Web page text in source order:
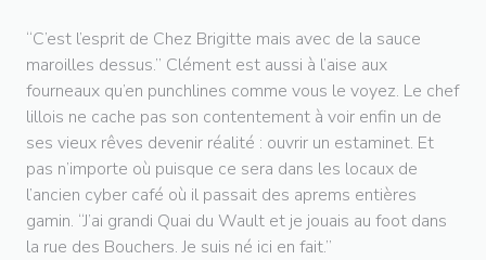
“C’est l’esprit de Chez Brigitte mais avec de la sauce
maroilles dessus.” Clément est aussi à l’aise aux
fourneaux qu’en punchlines comme vous le voyez. Le chef
lillois ne cache pas son contentement à voir enfin un de
ses vieux rêves devenir réalité : ouvrir un estaminet. Et
pas n’importe où puisque ce sera dans les locaux de
l’ancien cyber café où il passait des aprems entières
gamin. “J’ai grandi Quai du Wault et je jouais au foot dans
la rue des Bouchers. Je suis né ici en fait.”